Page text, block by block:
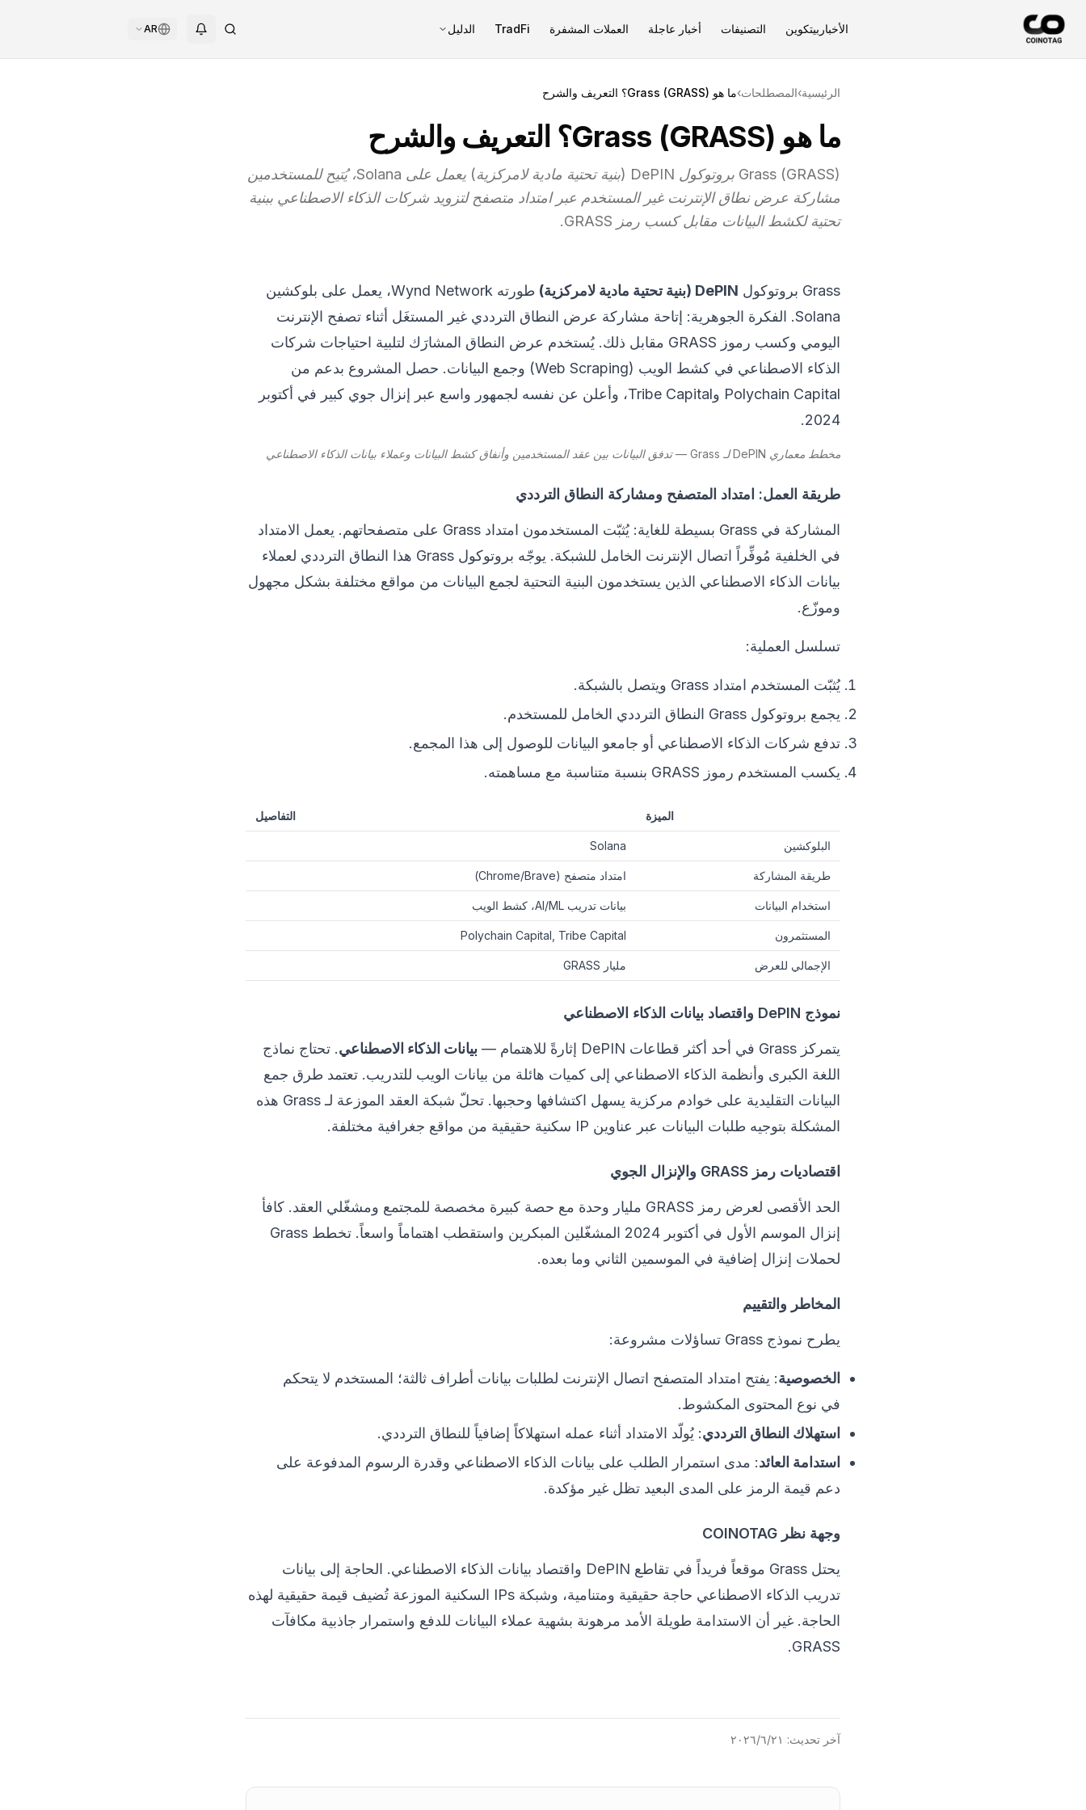
الأخبار بيتكوين التصنيفات أخبار عاجلة العملات المشفرة TradFi الدليل AR
الرئيسية›المصطلحات›ما هو Grass (GRASS)؟ التعريف والشرح
ما هو Grass (GRASS)؟ التعريف والشرح
Grass (GRASS) بروتوكول DePIN (بنية تحتية مادية لامركزية) يعمل على Solana، يُتيح للمستخدمين
مشاركة عرض نطاق الإنترنت غير المستخدم عبر امتداد متصفح لتزويد شركات الذكاء الاصطناعي ببنية
تحتية لكشط البيانات مقابل كسب رمز GRASS.
Grass بروتوكول DePIN (بنية تحتية مادية لامركزية)
طورته Wynd Network، يعمل على بلوكشين
Solana. الفكرة الجوهرية: إتاحة مشاركة عرض النطاق الترددي غير المستغَل أثناء تصفح الإنترنت
اليومي وكسب رموز GRASS مقابل ذلك. يُستخدم عرض النطاق المشارَك لتلبية احتياجات شركات
الذكاء الاصطناعي في كشط الويب (Web Scraping) وجمع البيانات. حصل المشروع بدعم من
Polychain Capital وTribe Capital، وأعلن عن نفسه لجمهور واسع عبر إنزال جوي كبير في أكتوبر
2024.
مخطط معماري DePIN لـ Grass — تدفق البيانات بين عقد المستخدمين وأنفاق كشط البيانات وعملاء بيانات الذكاء الاصطناعي
طريقة العمل: امتداد المتصفح ومشاركة النطاق الترددي
المشاركة في Grass بسيطة للغاية: يُثبّت المستخدمون امتداد Grass على متصفحاتهم. يعمل الامتداد
في الخلفية مُوفِّراً اتصال الإنترنت الخامل للشبكة. يوجّه بروتوكول Grass هذا النطاق الترددي لعملاء
بيانات الذكاء الاصطناعي الذين يستخدمون البنية التحتية لجمع البيانات من مواقع مختلفة بشكل مجهول
وموزّع.
تسلسل العملية:
يُثبّت المستخدم امتداد Grass ويتصل بالشبكة.
يجمع بروتوكول Grass النطاق الترددي الخامل للمستخدم.
تدفع شركات الذكاء الاصطناعي أو جامعو البيانات للوصول إلى هذا المجمع.
يكسب المستخدم رموز GRASS بنسبة متناسبة مع مساهمته.
الميزة التفاصيل
البلوكشين Solana
طريقة المشاركة امتداد متصفح (Chrome/Brave)
استخدام البيانات بيانات تدريب AI/ML، كشط الويب
المستثمرون Polychain Capital, Tribe Capital
الإجمالي للعرض مليار GRASS
نموذج DePIN واقتصاد بيانات الذكاء الاصطناعي
يتمركز Grass في أحد أكثر قطاعات DePIN إثارةً للاهتمام — بيانات الذكاء الاصطناعي. تحتاج نماذج
اللغة الكبرى وأنظمة الذكاء الاصطناعي إلى كميات هائلة من بيانات الويب للتدريب. تعتمد طرق جمع
البيانات التقليدية على خوادم مركزية يسهل اكتشافها وحجبها. تحلّ شبكة العقد الموزعة لـ Grass هذه
المشكلة بتوجيه طلبات البيانات عبر عناوين IP سكنية حقيقية من مواقع جغرافية مختلفة.
اقتصاديات رمز GRASS والإنزال الجوي
الحد الأقصى لعرض رمز GRASS مليار وحدة مع حصة كبيرة مخصصة للمجتمع ومشغّلي العقد. كافأ
إنزال الموسم الأول في أكتوبر 2024 المشغّلين المبكرين واستقطب اهتماماً واسعاً. تخطط Grass
لحملات إنزال إضافية في الموسمين الثاني وما بعده.
المخاطر والتقييم
يطرح نموذج Grass تساؤلات مشروعة:
الخصوصية: يفتح امتداد المتصفح اتصال الإنترنت لطلبات بيانات أطراف ثالثة؛ المستخدم لا يتحكم
في نوع المحتوى المكشوط.
استهلاك النطاق الترددي: يُولّد الامتداد أثناء عمله استهلاكاً إضافياً للنطاق الترددي.
استدامة العائد: مدى استمرار الطلب على بيانات الذكاء الاصطناعي وقدرة الرسوم المدفوعة على
دعم قيمة الرمز على المدى البعيد تظل غير مؤكدة.
وجهة نظر COINOTAG
يحتل Grass موقعاً فريداً في تقاطع DePIN واقتصاد بيانات الذكاء الاصطناعي. الحاجة إلى بيانات
تدريب الذكاء الاصطناعي حاجة حقيقية ومتنامية، وشبكة IPs السكنية الموزعة تُضيف قيمة حقيقية لهذه
الحاجة. غير أن الاستدامة طويلة الأمد مرهونة بشهية عملاء البيانات للدفع واستمرار جاذبية مكافآت
GRASS.
آخر تحديث: ٢١‏/٦‏/٢٠٢٦